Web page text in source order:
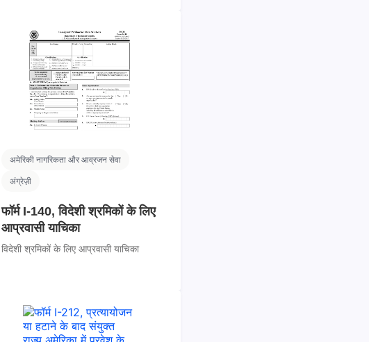
अमेरिकी नागरिकता और आव्रजन सेवा
अंग्रेज़ी
फॉर्म I-140, विदेशी श्रमिकों के लिए
आप्रवासी याचिका
विदेशी श्रमिकों के लिए आप्रवासी याचिका